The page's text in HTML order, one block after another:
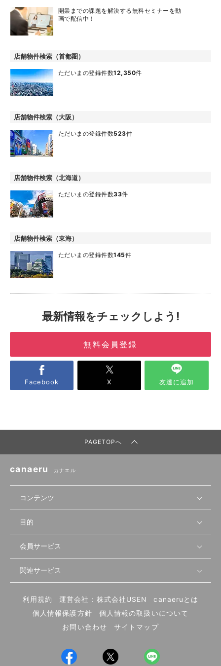
開業までの課題を解決する無料セミナーを動
画で配信中！
店舗物件検索（首都圏）
ただいまの登録件数12,350件
店舗物件検索（大阪）
ただいまの登録件数523件
店舗物件検索（北海道）
ただいまの登録件数33件
店舗物件検索（東海）
ただいまの登録件数145件
最新情報をチェックしよう!
無料会員登録
Facebook X 友達に追加
PAGETOPへ
canaeru カナエル
コンテンツ
無料開業相談
セミナー情報
セミナー動画
物件を探す
首都圏
北海道
先輩開業者の声
開業・経営に関する記事
編集ポリシー
業態別の開業方法
UIターン開業特集
目的
店舗運営
物件
内装・設備
食材・仕入れ
会員サービス
会員登録
ログイン
関連サービス
飲食店サクセスガイド（外部サイト）
利用規約 運営会社：株式会社USEN
canaeruとは
個人情報保護方針
個人情報の取扱いについて
お問い合わせ
サイトマップ